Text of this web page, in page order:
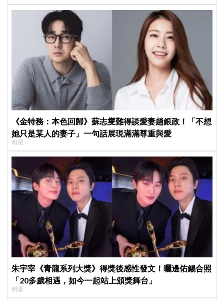
《金特務：本色回歸》蘇志燮難得談愛妻趙銀政！「不想
她只是某人的妻子」一句話展現滿滿尊重與愛
明星
朱宇宰《青龍系列大獎》得獎後感性發文！曬邊佑錫合照
「20多歲相遇，如今一起站上頒獎舞台」
明星